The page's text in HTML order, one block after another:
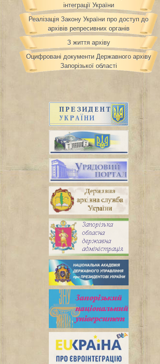
інтеграції України
Реалізація Закону України про доступ до
архівів репресивних органів
З життя архіву
Оцифровані документи Державного архіву
Запорізької області